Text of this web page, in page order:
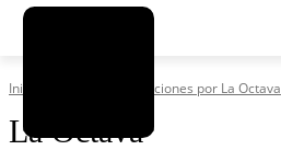
Inicio Publicaciones por La Octava
La Octava